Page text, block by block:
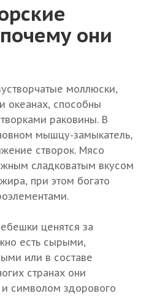
они
моллюски,
океанах, способны
раковины. В
мышцу-замыкатель,
створок. Мясо
сладковатым вкусом
при этом богато
ценятся за
есть сырыми,
или в составе
странах они
символом здорового